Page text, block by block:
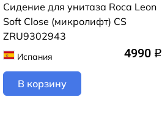
Cидение для унитаза Roca Leon
Soft Close (микролифт) CS
ZRU9302943
Испания 4990 q
В корзину